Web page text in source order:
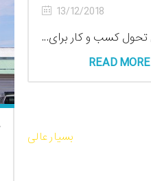
13/12/2018
READ MORE
بسیار عالی